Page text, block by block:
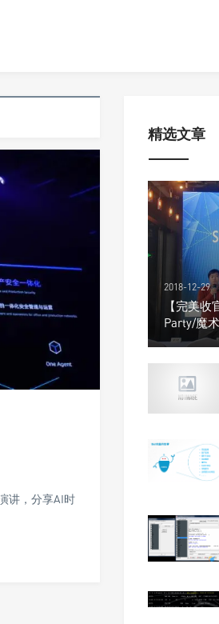
讲，分享AI时
精选文章
2018-12-29
【完美
Party/魔